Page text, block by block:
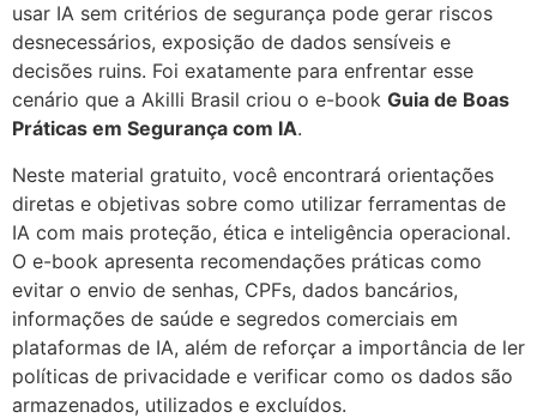
usar IA sem critérios de segurança pode gerar riscos
desnecessários, exposição de dados sensíveis e
decisões ruins. Foi exatamente para enfrentar esse
cenário que a Akilli Brasil criou o e-book Guia de Boas
Práticas em Segurança com IA.
Neste material gratuito, você encontrará orientações
diretas e objetivas sobre como utilizar ferramentas de
IA com mais proteção, ética e inteligência operacional.
O e-book apresenta recomendações práticas como
evitar o envio de senhas, CPFs, dados bancários,
informações de saúde e segredos comerciais em
plataformas de IA, além de reforçar a importância de ler
políticas de privacidade e verificar como os dados são
armazenados, utilizados e excluídos.